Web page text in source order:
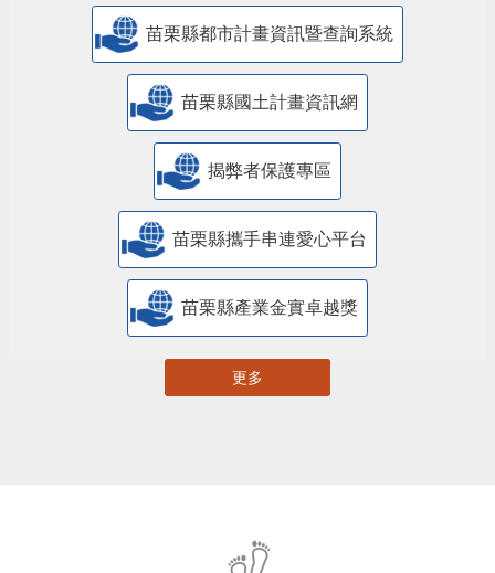
苗栗縣都市計畫資訊暨查詢系統
苗栗縣國土計畫資訊網
揭弊者保護專區
苗栗縣攜手串連愛心平台
苗栗縣產業金實卓越獎
更多